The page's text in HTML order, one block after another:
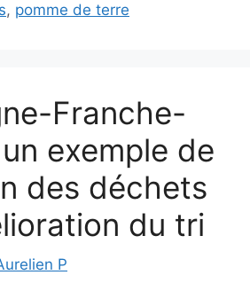
, pomme de terre
Franche-
exemple de
des déchets
du tri
P